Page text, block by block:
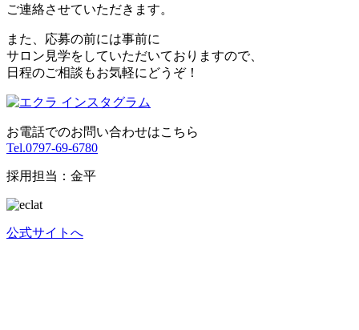
ご連絡させていただきます。
また、応募の前には事前に
サロン見学をしていただいておりますので、
日程のご相談もお気軽にどうぞ！
お電話でのお問い合わせはこちら
Tel.0797-69-6780
採用担当：金平
公式サイトへ